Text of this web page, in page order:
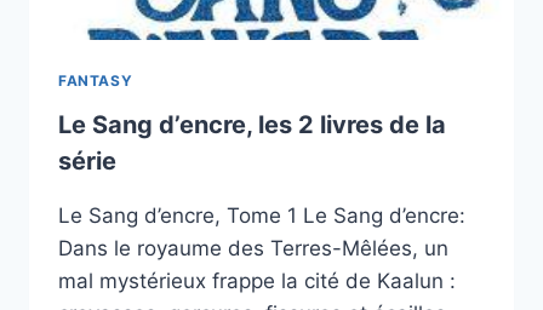
FANTASY
Le Sang d’encre, les 2 livres de la
série
Le Sang d’encre, Tome 1 Le Sang d’encre:
Dans le royaume des Terres-Mêlées, un
mal mystérieux frappe la cité de Kaalun :